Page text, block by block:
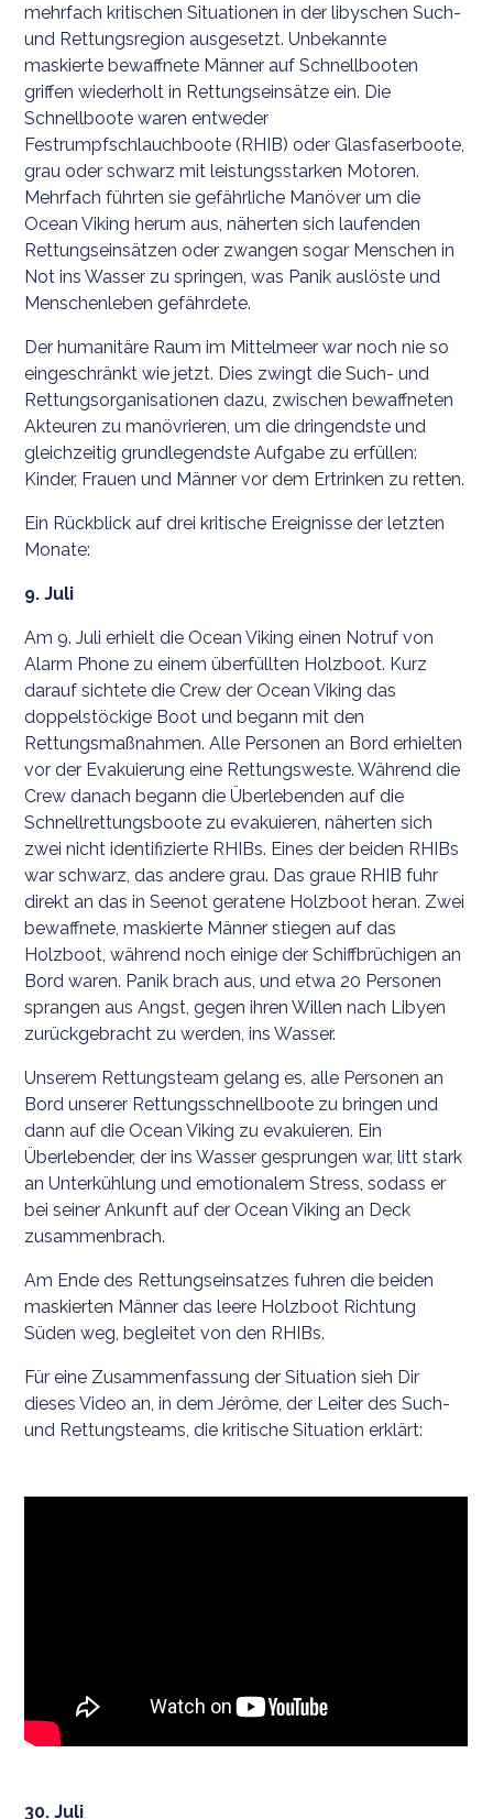
mehrfach kritischen Situationen in der libyschen Such-
und Rettungsregion ausgesetzt. Unbekannte
maskierte bewaffnete Männer auf Schnellbooten
griffen wiederholt in Rettungseinsätze ein. Die
Schnellboote waren entweder
Festrumpfschlauchboote (RHIB) oder Glasfaserboote,
grau oder schwarz mit leistungsstarken Motoren.
Mehrfach führten sie gefährliche Manöver um die
Ocean Viking herum aus, näherten sich laufenden
Rettungseinsätzen oder zwangen sogar Menschen in
Not ins Wasser zu springen, was Panik auslöste und
Menschenleben gefährdete.
Der humanitäre Raum im Mittelmeer war noch nie so
eingeschränkt wie jetzt. Dies zwingt die Such- und
Rettungsorganisationen dazu, zwischen bewaffneten
Akteuren zu manövrieren, um die dringendste und
gleichzeitig grundlegendste Aufgabe zu erfüllen:
Kinder, Frauen und Männer vor dem Ertrinken zu retten.
Ein Rückblick auf drei kritische Ereignisse der letzten
Monate:
9. Juli
Am 9. Juli erhielt die Ocean Viking einen Notruf von
Alarm Phone zu einem überfüllten Holzboot. Kurz
darauf sichtete die Crew der Ocean Viking das
doppelstöckige Boot und begann mit den
Rettungsmaßnahmen. Alle Personen an Bord erhielten
vor der Evakuierung eine Rettungsweste. Während die
Crew danach begann die Überlebenden auf die
Schnellrettungsboote zu evakuieren, näherten sich
zwei nicht identifizierte RHIBs. Eines der beiden RHIBs
war schwarz, das andere grau. Das graue RHIB fuhr
direkt an das in Seenot geratene Holzboot heran. Zwei
bewaffnete, maskierte Männer stiegen auf das
Holzboot, während noch einige der Schiffbrüchigen an
Bord waren. Panik brach aus, und etwa 20 Personen
sprangen aus Angst, gegen ihren Willen nach Libyen
zurückgebracht zu werden, ins Wasser.
Unserem Rettungsteam gelang es, alle Personen an
Bord unserer Rettungsschnellboote zu bringen und
dann auf die Ocean Viking zu evakuieren. Ein
Überlebender, der ins Wasser gesprungen war, litt stark
an Unterkühlung und emotionalem Stress, sodass er
bei seiner Ankunft auf der Ocean Viking an Deck
zusammenbrach.
Am Ende des Rettungseinsatzes fuhren die beiden
maskierten Männer das leere Holzboot Richtung
Süden weg, begleitet von den RHIBs.
Für eine Zusammenfassung der Situation sieh Dir
dieses Video an, in dem Jérôme, der Leiter des Such-
und Rettungsteams, die kritische Situation erklärt:
30. Juli